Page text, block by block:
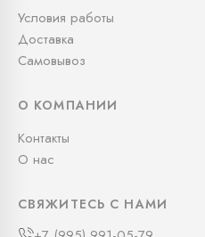
Условия работы
Доставка
Самовывоз
О КОМПАНИИ
Контакты
О нас
СВЯЖИТЕСЬ С НАМИ